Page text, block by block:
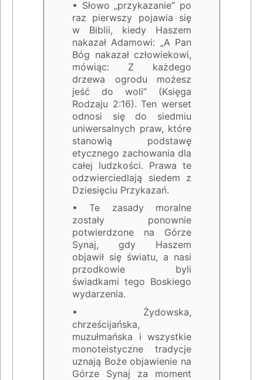
• Słowo „przykazanie” po
raz pierwszy pojawia się
w Biblii, kiedy Haszem
nakazał Adamowi: „A Pan
Bóg nakazał człowiekowi,
mówiąc: Z każdego
drzewa ogrodu możesz
jeść do woli” (Księga
Rodzaju 2:16). Ten werset
odnosi się do siedmiu
uniwersalnych praw, które
stanowią podstawę
etycznego zachowania dla
całej ludzkości. Prawa te
odzwierciedlają siedem z
Dziesięciu Przykazań.
• Te zasady moralne
zostały ponownie
potwierdzone na Górze
Synaj, gdy Haszem
objawił się światu, a nasi
przodkowie byli
świadkami tego Boskiego
wydarzenia.
• Żydowska,
chrześcijańska,
muzułmańska i wszystkie
monoteistyczne tradycje
uznają Boże objawienie na
Górze Synaj za moment